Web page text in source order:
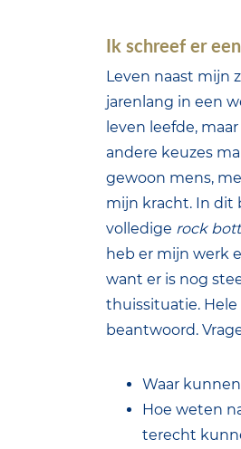
Ik schreef er
Leven naast mijn
jarenlang in een
leven leefde,
andere keuzes
gewoon mens,
mijn kracht. In dit
volledige rock
heb er mijn werk
want er is nog
thuissituatie.
beantwoord.
Waar
Hoe weten
terecht